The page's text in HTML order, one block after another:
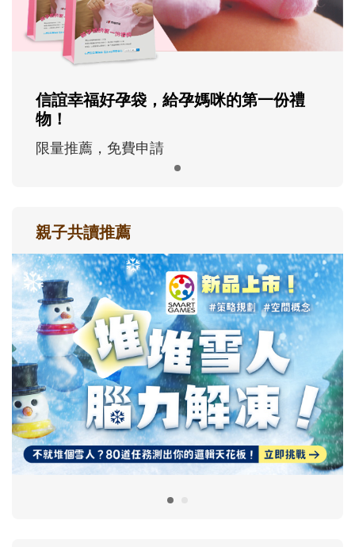
信誼幸福好孕袋，給孕媽咪的第一份禮
物！
限量推薦，免費申請
親子共讀推薦
最新活動